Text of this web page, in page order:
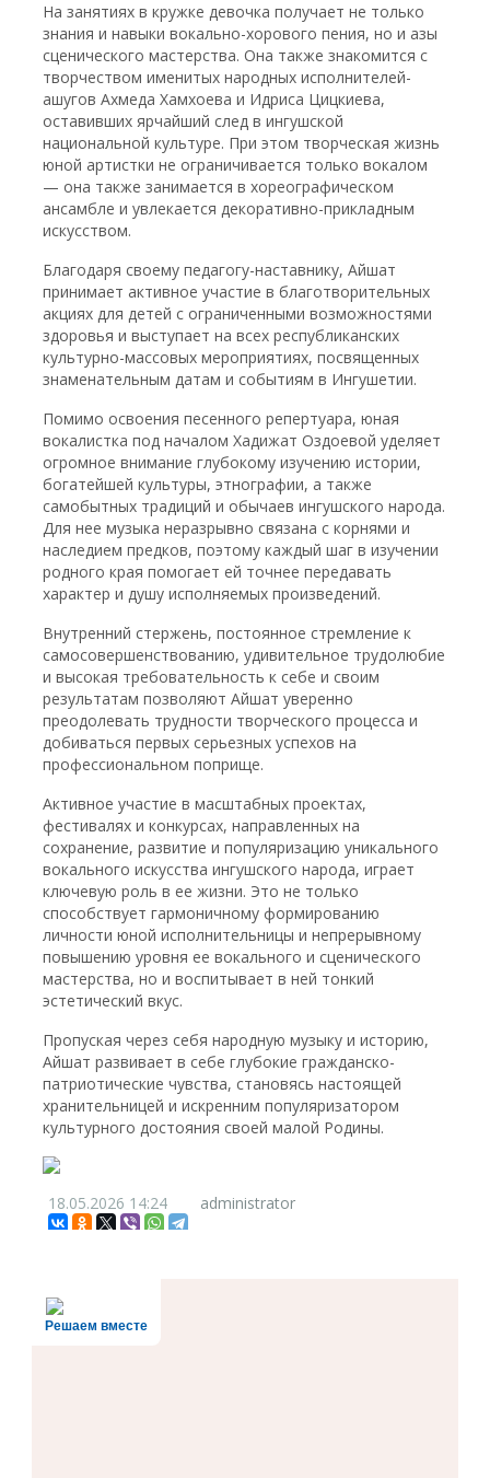
На занятиях в кружке девочка получает не только
знания и навыки вокально-хорового пения, но и азы
сценического мастерства. Она также знакомится с
творчеством именитых народных исполнителей-
ашугов Ахмеда Хамхоева и Идриса Цицкиева,
оставивших ярчайший след в ингушской
национальной культуре. При этом творческая жизнь
юной артистки не ограничивается только вокалом
— она также занимается в хореографическом
ансамбле и увлекается декоративно-прикладным
искусством.
Благодаря своему педагогу-наставнику, Айшат
принимает активное участие в благотворительных
акциях для детей с ограниченными возможностями
здоровья и выступает на всех республиканских
культурно-массовых мероприятиях, посвященных
знаменательным датам и событиям в Ингушетии.
Помимо освоения песенного репертуара, юная
вокалистка под началом Хадижат Оздоевой уделяет
огромное внимание глубокому изучению истории,
богатейшей культуры, этнографии, а также
самобытных традиций и обычаев ингушского народа.
Для нее музыка неразрывно связана с корнями и
наследием предков, поэтому каждый шаг в изучении
родного края помогает ей точнее передавать
характер и душу исполняемых произведений.
Внутренний стержень, постоянное стремление к
самосовершенствованию, удивительное трудолюбие
и высокая требовательность к себе и своим
результатам позволяют Айшат уверенно
преодолевать трудности творческого процесса и
добиваться первых серьезных успехов на
профессиональном поприще.
Активное участие в масштабных проектах,
фестивалях и конкурсах, направленных на
сохранение, развитие и популяризацию уникального
вокального искусства ингушского народа, играет
ключевую роль в ее жизни. Это не только
способствует гармоничному формированию
личности юной исполнительницы и непрерывному
повышению уровня ее вокального и сценического
мастерства, но и воспитывает в ней тонкий
эстетический вкус.
Пропуская через себя народную музыку и историю,
Айшат развивает в себе глубокие гражданско-
патриотические чувства, становясь настоящей
хранительницей и искренним популяризатором
культурного достояния своей малой Родины.
18.05.2026 14:24 administrator
Решаем вместе